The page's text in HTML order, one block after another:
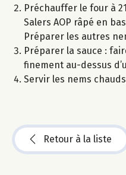
Préchauffer le four à
Salers AOP râpé en
Préparer les autres
Préparer la sauce :
finement au-dessus
Servir les nems
Retour à la liste